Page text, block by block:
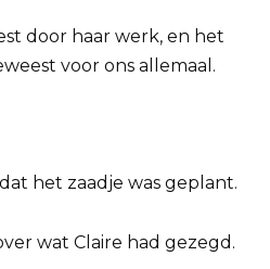
door haar werk, en het
voor ons allemaal.
het zaadje was geplant.
wat Claire had gezegd.